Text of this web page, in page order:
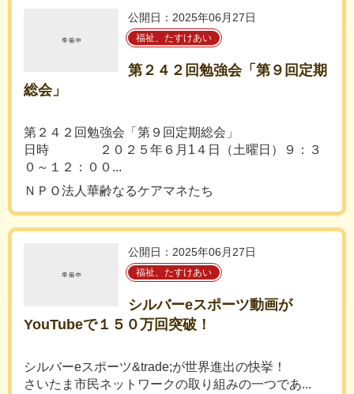
公開日：2025年06月27日
福祉、たすけあい
第２４２回勉強会「第９回定期
総会」
第２４２回勉強会「第９回定期総会」
日時 ２０２５年６月1４日（土曜日）９：３
０～１２：００...
ＮＰＯ法人華齢なるケアマネたち
公開日：2025年06月27日
福祉、たすけあい
シルバーeスポーツ動画が
YouTubeで１５０万回突破！
シルバーeスポーツ&trade;が世界進出の快挙！
さいたま市民ネットワークの取り組みの一つであ...